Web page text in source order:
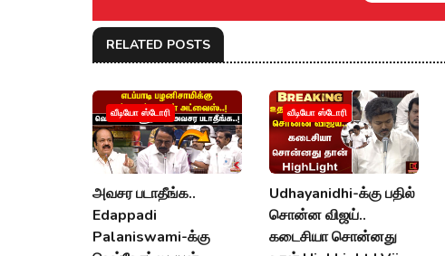
RELATED POSTS
வீடியோ ஸ்டோரி
அவசர படாதீங்க..
Edappadi
Palaniswami-க்கு
வீடியோ ஸ்டோரி
Udhayanidhi-க்கு பதில்
சொன்ன விஜய்..
கடைசியா சொன்னது